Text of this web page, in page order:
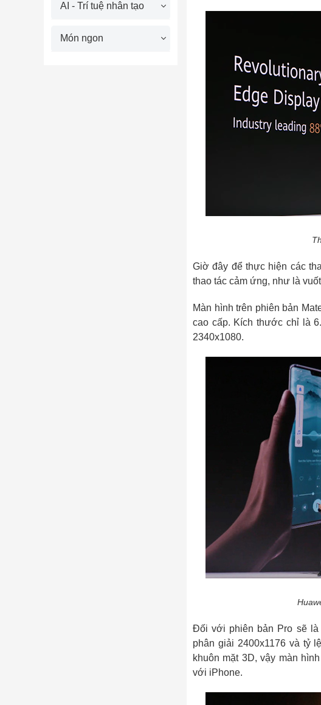
AI - Trí tuệ nhân tạo
Món ngon
Giờ đây để thực hiện các
thao tác cảm ứng, như là
Màn hình trên phiên bản
cao cấp. Kích thước chỉ là
2340x1080.
Đối với phiên bản Pro sẽ là
phân giải 2400x1176 và tỷ
khuôn mặt 3D, vậy màn
với iPhone.